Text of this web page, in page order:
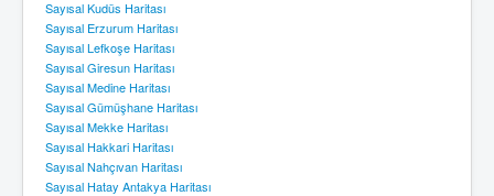
Sayısal Kudüs Haritası
Sayısal Erzurum Haritası
Sayısal Lefkoşe Haritası
Sayısal Giresun Haritası
Sayısal Medine Haritası
Sayısal Gümüşhane Haritası
Sayısal Mekke Haritası
Sayısal Hakkari Haritası
Sayısal Nahçıvan Haritası
Sayısal Hatay Antakya Haritası